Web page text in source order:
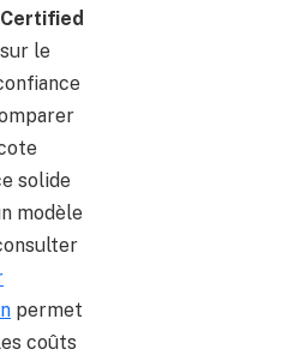
le
solide
modèle
permet
coûts